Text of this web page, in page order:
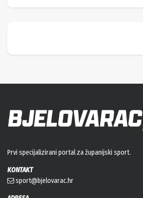
Prvi specijalizirani portal za županijski sport.
KONTAKT
sport@bjelovarac.hr